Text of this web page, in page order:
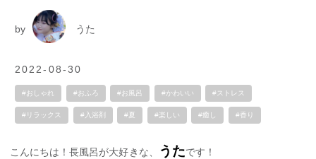
by うた
2022-08-30
#おしゃれ #おふろ #お風呂 #かわいい #ストレス
#リラックス #入浴剤 #夏 #楽しい #癒し #香り
こんにちは！長風呂が大好きな、 うたです！